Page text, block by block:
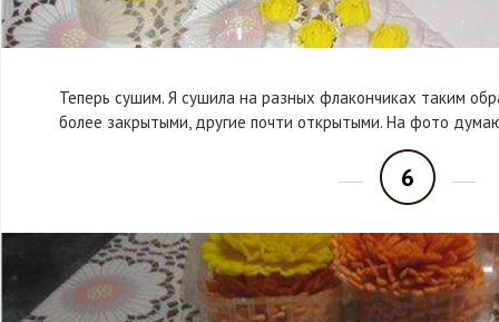
Теперь сушим. Я сушила на разных флакончиках таким
более закрытыми, другие почти открытыми. На фото
6